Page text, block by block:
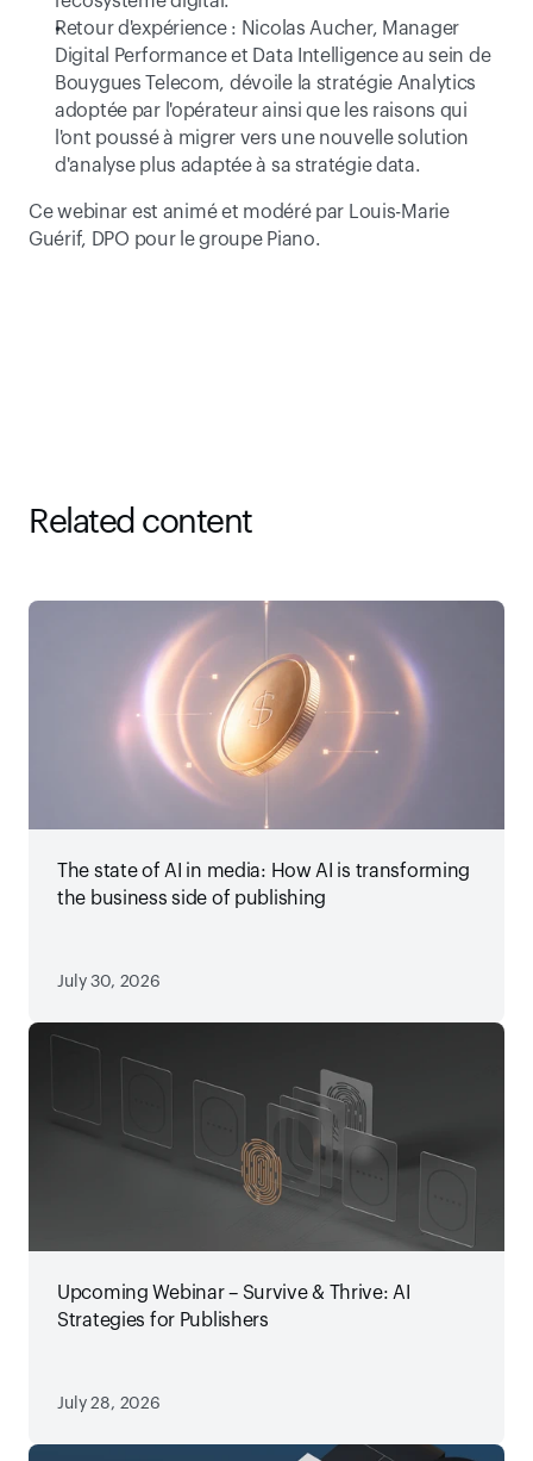
Retour d'expérience : Nicolas Aucher, Manager
Digital Performance et Data Intelligence au sein de
Bouygues Telecom, dévoile la stratégie Analytics
adoptée par l'opérateur ainsi que les raisons qui
l'ont poussé à migrer vers une nouvelle solution
d'analyse plus adaptée à sa stratégie data.
Ce webinar est animé et modéré par Louis-Marie
Guérif, DPO pour le groupe Piano.
Related content
The state of AI in media: How AI is transforming
the business side of publishing
July 30, 2026
Upcoming Webinar – Survive & Thrive: AI
Strategies for Publishers
July 28, 2026